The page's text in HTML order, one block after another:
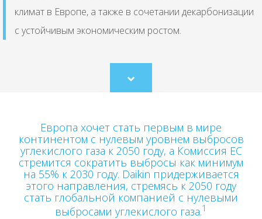
климат в Европе, а также в сочетании декарбонизации
с устойчивым экономическим ростом.
Scroll
to
Европа хочет стать первым в мире
континентом с нулевым уровнем выбросов
углекислого газа к 2050 году, а Комиссия ЕС
стремится сократить выбросы как минимум
на 55% к 2030 году. Daikin придерживается
этого направления, стремясь к 2050 году
стать глобальной компанией с нулевыми
выбросами углекислого газа.1